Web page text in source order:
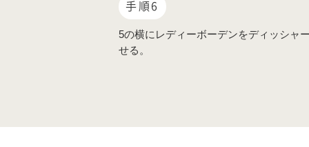
手順6
5の横にレディーボーデンをディッシャ
せる。